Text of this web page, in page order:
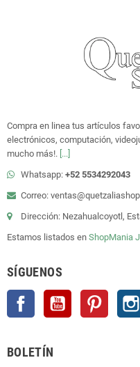
Compra en linea tus artículos
electrónicos, computación,
mucho más!. [...]
Whatsapp: +52 5534292043
Correo:
Dirección: Nezahualcoyotl,
Estamos listados en ShopMania
SÍGUENOS
Facebook YouTube Pinterest
BOLETÍN